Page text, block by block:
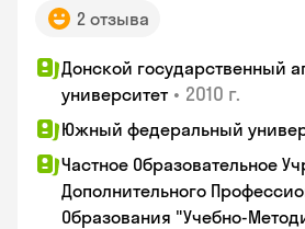
2 отзыва
Донской государственный
университет • 2010 г.
Южный федеральный
Частное Образовательное
Дополнительного
Образования "Учебно-